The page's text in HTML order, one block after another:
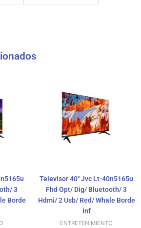
3
Borde
Televisor 40″ Jvc Lt-40n5165u
Fhd Opt/ Dig/ Bluetooth/ 3
Hdmi/ 2 Usb/ Red/ Whale Borde
Inf
ENTRETENIMIENTO